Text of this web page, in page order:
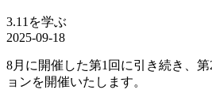
3.11を学ぶ
2025-09-18
8月に開催した第1回に引き続き、
ョンを開催いたします。